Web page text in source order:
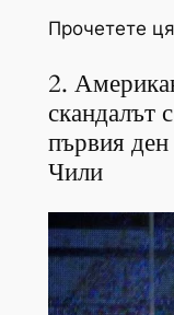
Прочетете
2.
скандалът
първия ден
Чили